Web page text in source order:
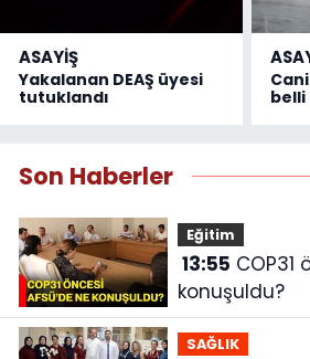
ASAYİŞ
Yakalanan DEAŞ üyesi
tutuklandı
belli
Son Haberler
Eğitim
13:55
konuşuldu?
SAĞLIK